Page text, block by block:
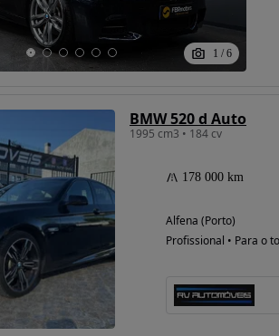
1 / 6
BMW 520 d Auto
1995 cm3 • 184 cv
178 000 km
Alfena (Porto)
Profissional • Para o